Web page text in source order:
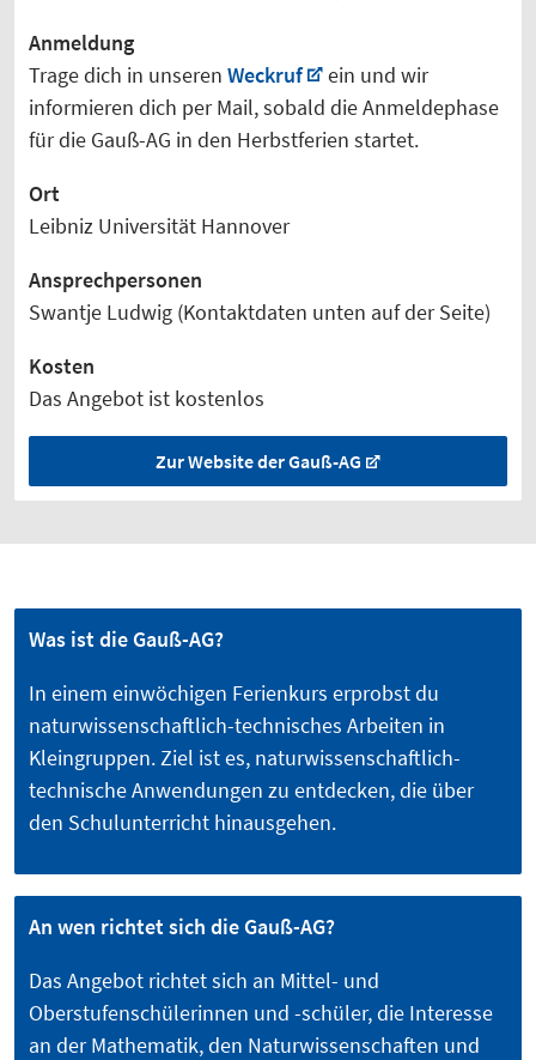
Anmeldung
Trage dich in unseren Weckruf
ein und wir
informieren dich per Mail, sobald die Anmeldephase
für die Gauß-AG in den Herbstferien startet.
Ort
Leibniz Universität Hannover
Ansprechpersonen
Swantje Ludwig (Kontaktdaten unten auf der Seite)
Kosten
Das Angebot ist kostenlos
Zur Website der Gauß-AG
Was ist die Gauß-AG?
In einem einwöchigen Ferienkurs erprobst du
naturwissenschaftlich-technisches Arbeiten in
Kleingruppen. Ziel ist es, naturwissenschaftlich-
technische Anwendungen zu entdecken, die über
den Schulunterricht hinausgehen.
An wen richtet sich die Gauß-AG?
Das Angebot richtet sich an Mittel- und
Oberstufenschülerinnen und -schüler, die Interesse
an der Mathematik, den Naturwissenschaften und